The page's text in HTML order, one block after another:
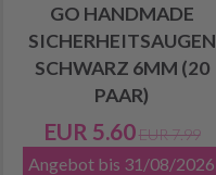
GO HANDMADE
SICHERHEITSAUGEN
SCHWARZ 6MM (20
PAAR)
EUR 5.60 EUR 7.99
Angebot bis 31/08/2026